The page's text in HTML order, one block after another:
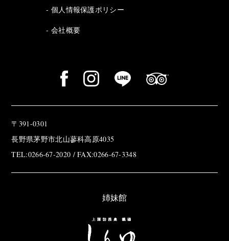
個人情報保護ポリシー
会社概要
〒391-0301
長野県茅野市北山蓼科高原4035
TEL:0266-67-2020 / FAX:0266-67-3348
姉妹館